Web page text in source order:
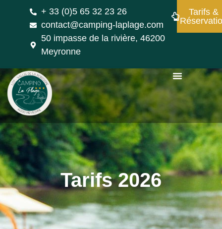
+ 33 (0)5 65 32 23 26
contact@camping-laplage.com
50 impasse de la rivière, 46200
Meyronne
Tarifs &
Tarifs 2026